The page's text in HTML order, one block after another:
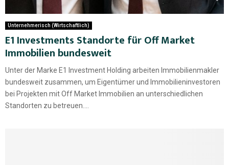
Unternehmerisch (Wirtschaftlich)
E1 Investments Standorte für Off Market
Immobilien bundesweit
Unter der Marke E1 Investment Holding arbeiten Immobilienmakler
bundesweit zusammen, um Eigentümer und Immobilieninvestoren
bei Projekten mit Off Market Immobilien an unterschiedlichen
Standorten zu betreuen....